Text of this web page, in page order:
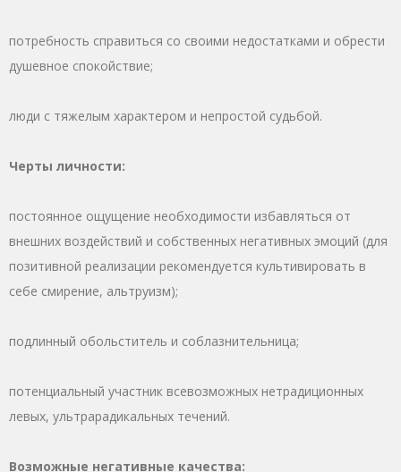
потребность справиться со своими недостатками и обрести
душевное спокойствие;
люди с тяжелым характером и непростой судьбой.
Черты личности:
постоянное ощущение необходимости избавляться от
внешних воздействий и собственных негативных эмоций (для
позитивной реализации рекомендуется культивировать в
себе смирение, альтруизм);
подлинный обольститель и соблазнительница;
потенциальный участник всевозможных нетрадиционных
левых, ультрарадикальных течений.
Возможные негативные качества: